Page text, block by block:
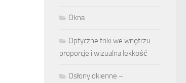
Okna
Optyczne triki we wnętrzu –
proporcje i wizualna lekkość
Osłony okienne –